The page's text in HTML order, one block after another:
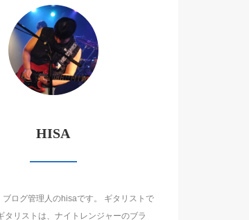
HISA
ブログ管理人のhisaです。 ギタリストで
タリストは、ナイトレンジャーのブラ